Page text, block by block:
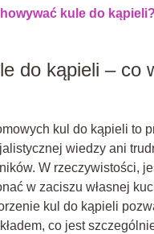
kule do kąpieli?
do kąpieli – co
kul do kąpieli to
wiedzy ani
W rzeczywistości,
w zaciszu własnej
kul do kąpieli
co jest